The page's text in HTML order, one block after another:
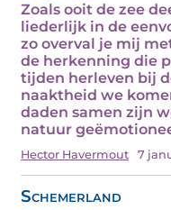
Zoals ooit de zee
liederlijk in de
zo overval je mij
de herkenning die
tijden herleven bij
naaktheid we
daden samen zijn
natuur
Hector Havermout 7
Schemerland